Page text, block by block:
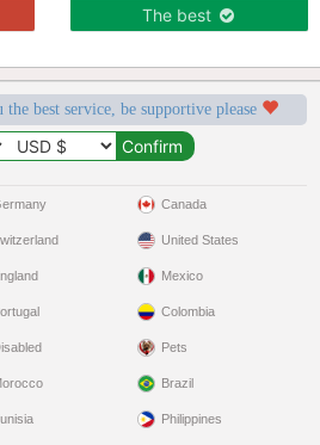
The best
best service, be supportive please
Canada
United States
Mexico
Colombia
Pets
Brazil
Philippines